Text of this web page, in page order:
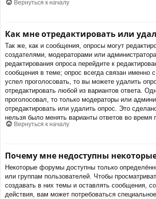
Вернуться к началу
Как мне отредактировать или
Так же, как и сообщения, опросы могут
создателями, модераторами или
редактирования опроса перейдите к
сообщения в теме; опрос всегда связан именно
успел проголосовать, то вы можете удалить
отредактировать любой из вариантов ответа.
проголосовал, то только модераторы или
отредактировать или удалить опрос. Это
нельзя было менять варианты ответов во время
Вернуться к началу
Почему мне недоступны
Некоторые форумы доступны только
или группам пользователей. Чтобы
создавать в них темы и оставлять сообщения,
действия, вам может потребоваться